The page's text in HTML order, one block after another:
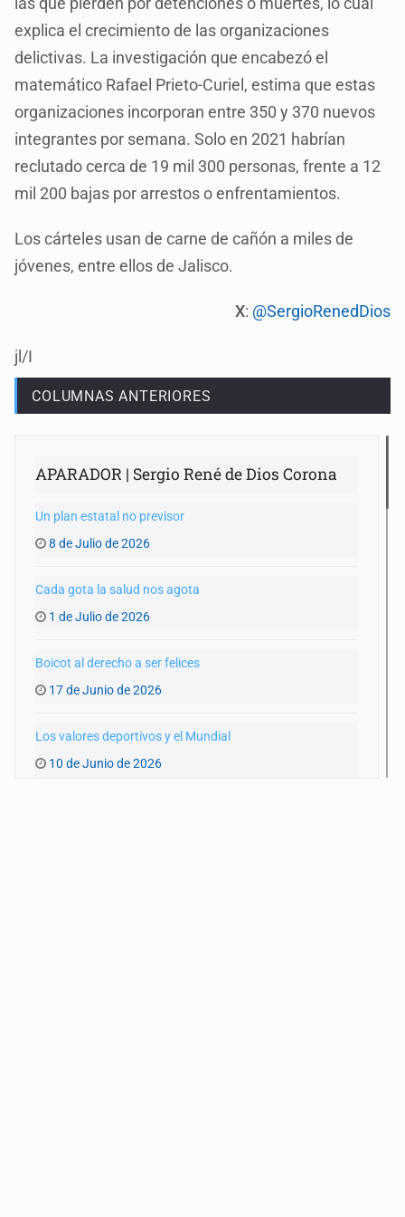
explica el crecimiento de las organizaciones
delictivas. La investigación que encabezó el
matemático Rafael Prieto-Curiel, estima que estas
organizaciones incorporan entre 350 y 370 nuevos
integrantes por semana. Solo en 2021 habrían
reclutado cerca de 19 mil 300 personas, frente a 12
mil 200 bajas por arrestos o enfrentamientos.
Los cárteles usan de carne de cañón a miles de
jóvenes, entre ellos de Jalisco.
X: @SergioRenedDios
jl/I
COLUMNAS ANTERIORES
APARADOR | Sergio René de Dios Corona
Un plan estatal no previsor
8 de Julio de 2026
Cada gota la salud nos agota
1 de Julio de 2026
Boicot al derecho a ser felices
17 de Junio de 2026
Los valores deportivos y el Mundial
10 de Junio de 2026